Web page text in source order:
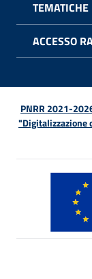
TEMATICHE
ACCESSO
PNRR 2021-
"Digitalizzazione